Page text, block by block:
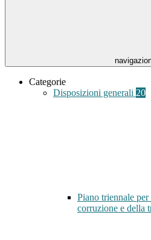
Categorie
Disposizioni generali 20
Piano triennale
corruzione e della